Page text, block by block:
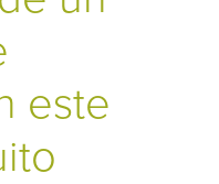
este